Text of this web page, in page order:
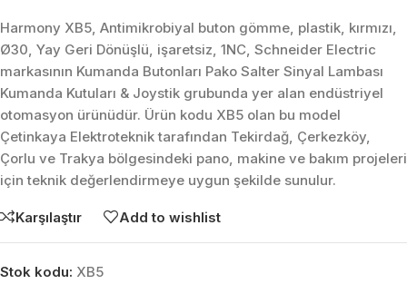
Harmony XB5, Antimikrobiyal buton gömme, plastik, kırmızı,
Ø30, Yay Geri Dönüşlü, işaretsiz, 1NC, Schneider Electric
markasının Kumanda Butonları Pako Salter Sinyal Lambası
Kumanda Kutuları & Joystik grubunda yer alan endüstriyel
otomasyon ürünüdür. Ürün kodu XB5 olan bu model
Çetinkaya Elektroteknik tarafından Tekirdağ, Çerkezköy,
Çorlu ve Trakya bölgesindeki pano, makine ve bakım projeleri
için teknik değerlendirmeye uygun şekilde sunulur.
Karşılaştır Add to wishlist
Stok kodu: XB5